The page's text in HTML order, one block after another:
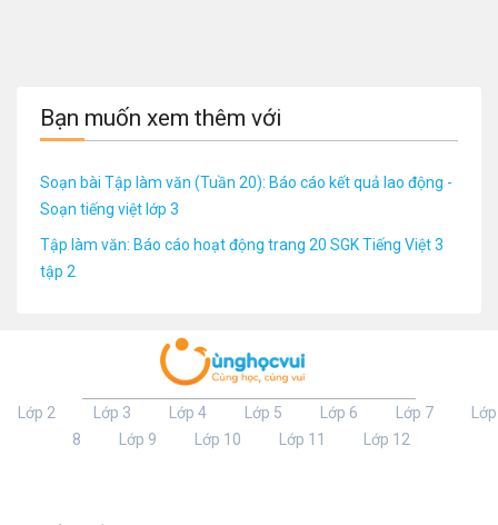
Bạn muốn xem thêm với
Soạn bài Tập làm văn (Tuần 20): Báo cáo kết quả lao động -
Soạn tiếng việt lớp 3
Tập làm văn: Báo cáo hoạt động trang 20 SGK Tiếng Việt 3
tập 2
Lớp 2 Lớp 3 Lớp 4 Lớp 5 Lớp 6 Lớp 7
Lớp
8
Lớp 9 Lớp 10 Lớp 11 Lớp 12